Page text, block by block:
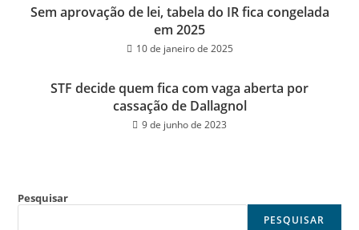
Sem aprovação de lei, tabela do IR fica congelada
em 2025
10 de janeiro de 2025
STF decide quem fica com vaga aberta por
cassação de Dallagnol
9 de junho de 2023
Pesquisar
PESQUISAR